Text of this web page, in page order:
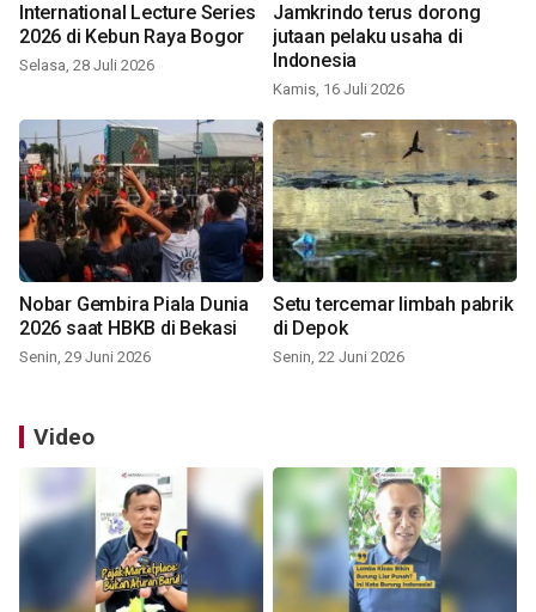
International Lecture Series
2026 di Kebun Raya Bogor
Selasa, 28 Juli 2026
Jamkrindo terus dorong
jutaan pelaku usaha di
Indonesia
Kamis, 16 Juli 2026
Nobar Gembira Piala Dunia
2026 saat HBKB di Bekasi
Senin, 29 Juni 2026
Setu tercemar limbah pabrik
di Depok
Senin, 22 Juni 2026
Video